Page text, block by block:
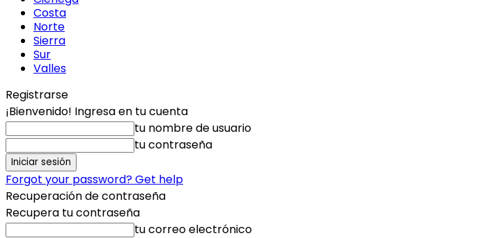
Costa
Norte
Sierra
Sur
Valles
Registrarse
¡Bienvenido! Ingresa en tu cuenta
tu nombre de usuario
tu contraseña
Forgot your password? Get help
Recuperación de contraseña
Recupera tu contraseña
tu correo electrónico